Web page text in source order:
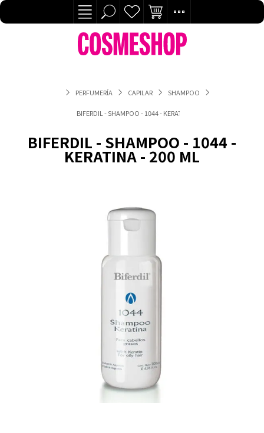
PERFUMERÍA CAPILAR SHAMPOO
BIFERDIL - SHAMPOO - 1044 - KERATINA - 200 ML
BIFERDIL - SHAMPOO - 1044 -
KERATINA - 200 ML